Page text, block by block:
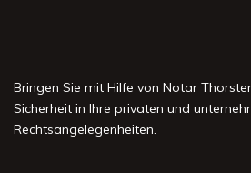
Bringen Sie mit Hilfe von Notar
Sicherheit in Ihre privaten und
Rechtsangelegenheiten.